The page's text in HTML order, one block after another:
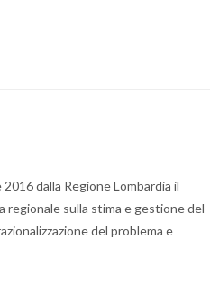
dalla Regione Lombardia il
regionale sulla stima e gestione del
del problema e